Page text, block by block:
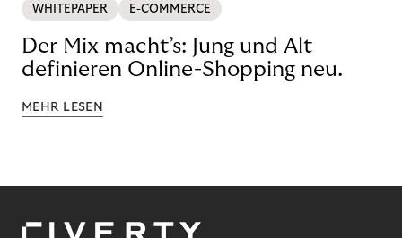
WHITEPAPER E-COMMERCE
Der Mix macht’s: Jung und Alt
definieren Online-Shopping neu.
MEHR LESEN